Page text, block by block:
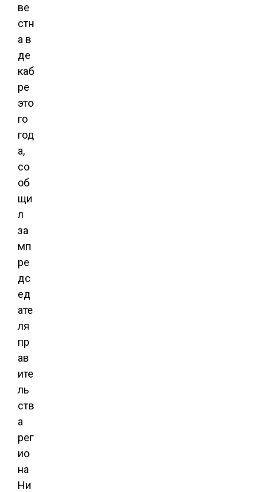
ве
стн
а в
де
каб
ре
это
го
год
а,
со
об
щи
л
за
мп
ре
дс
ед
ате
ля
пр
ав
ите
ль
ств
а
рег
ио
на
Ни